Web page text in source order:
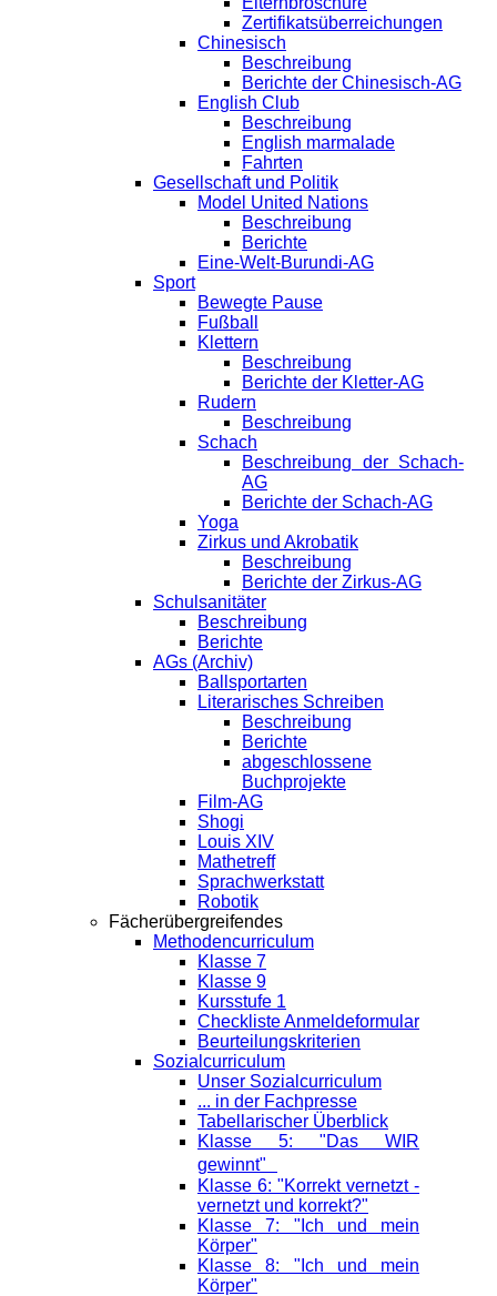
Zertifikatsüberreichungen
Chinesisch
Beschreibung
Berichte der Chinesisch-AG
English Club
Beschreibung
English marmalade
Fahrten
Gesellschaft und Politik
Model United Nations
Beschreibung
Berichte
Eine-Welt-Burundi-AG
Sport
Bewegte Pause
Fußball
Klettern
Beschreibung
Berichte der Kletter-AG
Rudern
Beschreibung
Schach
Beschreibung der Schach-
AG
Berichte der Schach-AG
Yoga
Zirkus und Akrobatik
Beschreibung
Berichte der Zirkus-AG
Schulsanitäter
Beschreibung
Berichte
AGs (Archiv)
Ballsportarten
Literarisches Schreiben
Beschreibung
Berichte
abgeschlossene
Buchprojekte
Film-AG
Shogi
Louis XIV
Mathetreff
Sprachwerkstatt
Robotik
Fächerübergreifendes
Methodencurriculum
Klasse 7
Klasse 9
Kursstufe 1
Checkliste Anmeldeformular
Beurteilungskriterien
Sozialcurriculum
Unser Sozialcurriculum
... in der Fachpresse
Tabellarischer Überblick
Klasse 5: "Das WIR
gewinnt"
Klasse 6: "Korrekt vernetzt -
vernetzt und korrekt?"
Klasse 7: "Ich und mein
Körper"
Klasse 8: "Ich und mein
Körper"